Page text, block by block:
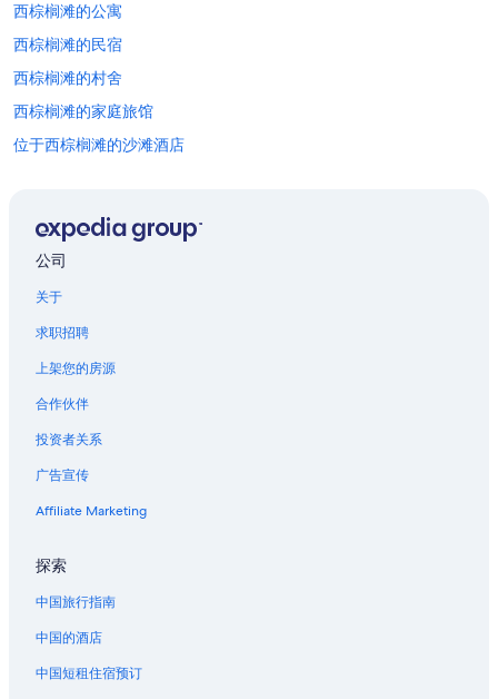
西棕榈滩的公寓
西棕榈滩的民宿
西棕榈滩的村舍
西棕榈滩的家庭旅馆
位于西棕榈滩的沙滩酒店
西棕榈滩的酒店
西棕榈滩的度假村
西棕榈滩的别墅
韦斯特盖特的私人度假屋
棕榈滩县的木屋
位于棕榈滩县的沙滩酒店
位于棕榈滩县的豪华酒店
棕榈滩县的私人度假屋
棕榈滩县的度假村
棕榈滩县的联排别墅
西棕榈滩站的民宿
公司
关于
求职招聘
上架您的房源
合作伙伴
投资者关系
广告宣传
Affiliate Marketing
探索
中国旅行指南
中国的酒店
中国短租住宿预订